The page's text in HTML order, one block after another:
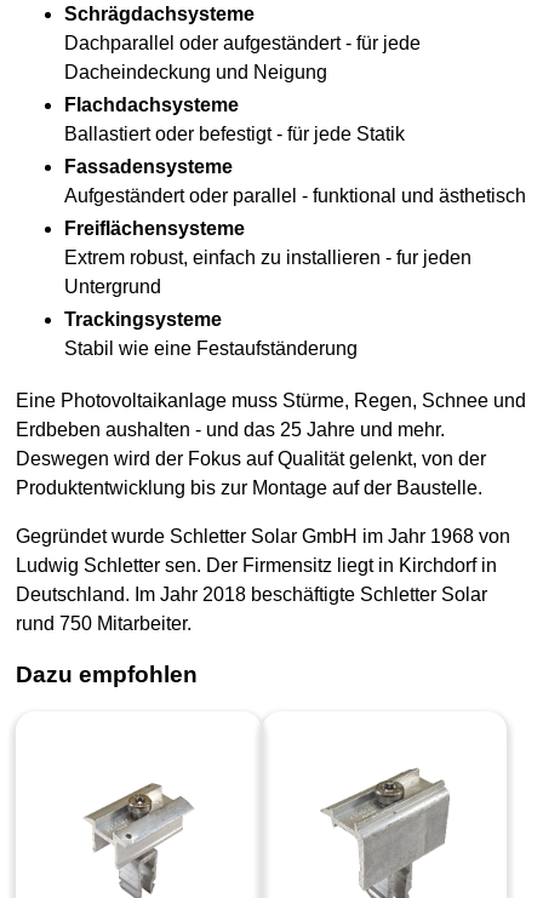
Schrägdachsysteme
Dachparallel oder aufgeständert - für jede
Dacheindeckung und Neigung
Flachdachsysteme
Ballastiert oder befestigt - für jede Statik
Fassadensysteme
Aufgeständert oder parallel - funktional und ästhetisch
Freiflächensysteme
Extrem robust, einfach zu installieren - fur jeden
Untergrund
Trackingsysteme
Stabil wie eine Festaufständerung
Eine Photovoltaikanlage muss Stürme, Regen, Schnee und
Erdbeben aushalten - und das 25 Jahre und mehr.
Deswegen wird der Fokus auf Qualität gelenkt, von der
Produktentwicklung bis zur Montage auf der Baustelle.
Gegründet wurde Schletter Solar GmbH im Jahr 1968 von
Ludwig Schletter sen. Der Firmensitz liegt in Kirchdorf in
Deutschland. Im Jahr 2018 beschäftigte Schletter Solar
rund 750 Mitarbeiter.
Dazu empfohlen